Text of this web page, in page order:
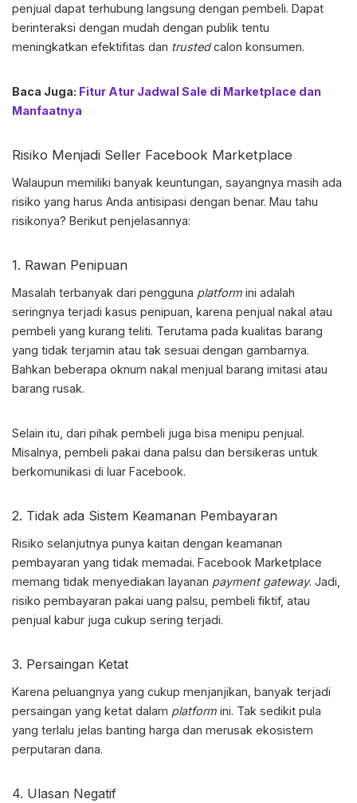
penjual dapat terhubung langsung dengan pembeli. Dapat
berinteraksi dengan mudah dengan publik tentu
meningkatkan efektifitas dan trustedcalon konsumen.
Baca Juga: Fitur Atur Jadwal Sale di Marketplace dan
Manfaatnya
Risiko Menjadi Seller Facebook Marketplace
Walaupun memiliki banyak keuntungan, sayangnya masih ada
risiko yang harus Anda antisipasi dengan benar. Mau tahu
risikonya? Berikut penjelasannya:
1. Rawan Penipuan
Masalah terbanyak dari pengguna platform ini adalah
seringnya terjadi kasus penipuan, karena penjual nakal atau
pembeli yang kurang teliti. Terutama pada kualitas barang
yang tidak terjamin atau tak sesuai dengan gambarnya.
Bahkan beberapa oknum nakal menjual barang imitasi atau
barang rusak.
Selain itu, dari pihak pembeli juga bisa menipu penjual.
Misalnya, pembeli pakai dana palsu dan bersikeras untuk
berkomunikasi di luar Facebook.
2. Tidak ada Sistem Keamanan Pembayaran
Risiko selanjutnya punya kaitan dengan keamanan
pembayaran yang tidak memadai. Facebook Marketplace
memang tidak menyediakan layanan payment gateway. Jadi,
risiko pembayaran pakai uang palsu, pembeli fiktif, atau
penjual kabur juga cukup sering terjadi.
3. Persaingan Ketat
Karena peluangnya yang cukup menjanjikan, banyak terjadi
persaingan yang ketat dalam platform ini. Tak sedikit pula
yang terlalu jelas banting harga dan merusak ekosistem
perputaran dana.
4. Ulasan Negatif